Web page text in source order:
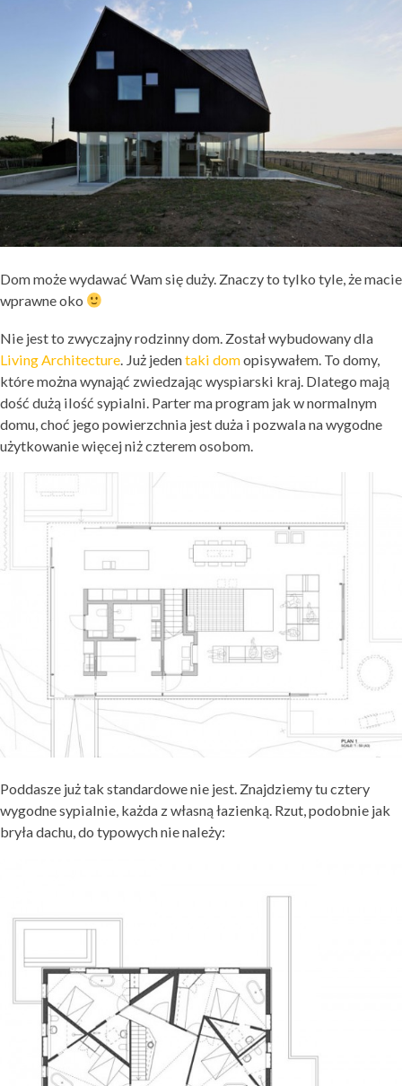
Dom może wydawać Wam się duży. Znaczy to tylko tyle, że macie
wprawne oko
Nie jest to zwyczajny rodzinny dom. Został wybudowany dla
Living Architecture . Już jedentaki domopisywałem. To domy,
które można wynająć zwiedzając wyspiarski kraj. Dlatego mają
dość dużą ilość sypialni. Parter ma program jak w normalnym
domu, choć jego powierzchnia jest duża i pozwala na wygodne
użytkowanie więcej niż czterem osobom.
Poddasze już tak standardowe nie jest. Znajdziemy tu cztery
wygodne sypialnie, każda z własną łazienką. Rzut, podobnie jak
bryła dachu, do typowych nie należy: